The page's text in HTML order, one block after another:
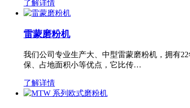
了解详情
雷蒙磨粉机
我们公司专业生产大、中型雷蒙磨粉机，拥有
保、占地面积小等优点，它比传…
了解详情